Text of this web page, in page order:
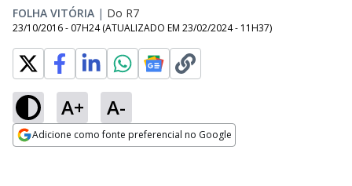
FOLHA VITÓRIA | Do R7
23/10/2016 - 07H24 (ATUALIZADO EM 23/02/2024 - 11H37)
A+ A-
Adicione como fonte preferencial no Google